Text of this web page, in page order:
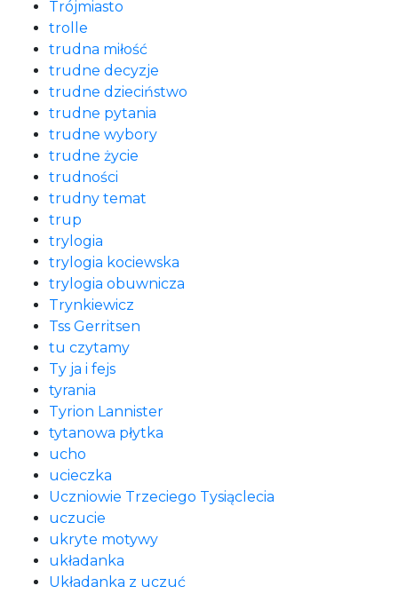
Trójmiasto
trolle
trudna miłość
trudne decyzje
trudne dzieciństwo
trudne pytania
trudne wybory
trudne życie
trudności
trudny temat
trup
trylogia
trylogia kociewska
trylogia obuwnicza
Trynkiewicz
Tss Gerritsen
tu czytamy
Ty ja i fejs
tyrania
Tyrion Lannister
tytanowa płytka
ucho
ucieczka
Uczniowie Trzeciego Tysiąclecia
uczucie
ukryte motywy
układanka
Układanka z uczuć